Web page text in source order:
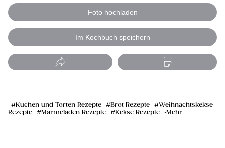
Foto hochladen
Im Kochbuch speichern
Kuchen und Torten Rezepte Brot Rezepte
Weihnachtskekse
Rezepte
Marmeladen Rezepte Kekse Rezepte Mehr